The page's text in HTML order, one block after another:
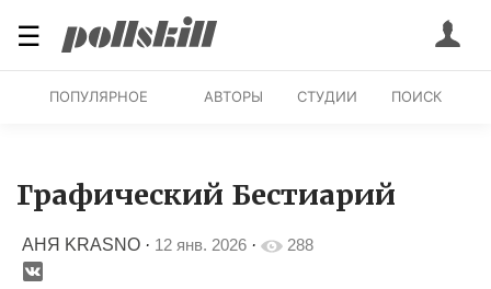
☰
ПОПУЛЯРНОЕ АВТОРЫ СТУДИИ ПОИСК
Графический Бестиарий
АНЯ KRASNO · 12 янв. 2026 · 288